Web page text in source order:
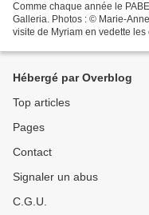
Comme chaque année le
Galleria. Photos : © Marie-
visite de Myriam en vedette
Hébergé par Overblog
Top articles
Pages
Contact
Signaler un abus
C.G.U.